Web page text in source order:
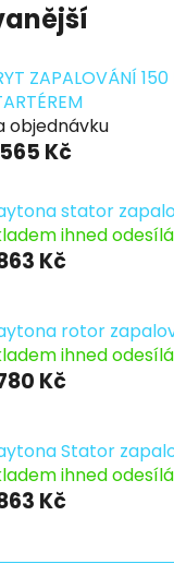
ZAPALOVÁNÍ 150
objednávku
Kč
stator
ihned
Kč
rotor
ihned
Kč
Stator
ihned
Kč